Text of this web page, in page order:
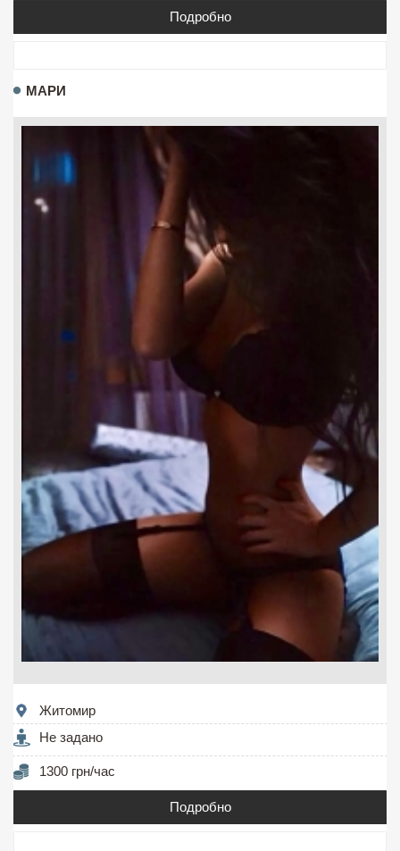
Подробно
МАРИ
Житомир
Не задано
1300 грн/час
Подробно